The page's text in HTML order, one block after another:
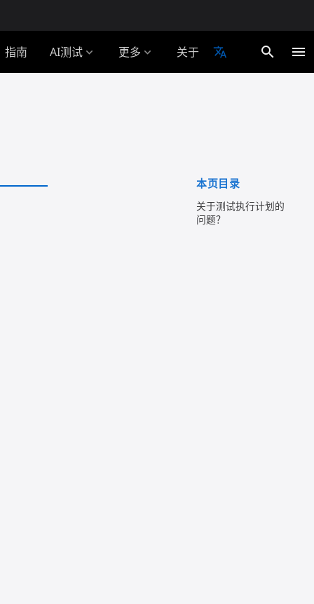
指南 AI测试expand_more 更多 expand_more 关于 translate search menu
本页目录
关于测试执行计划的
问题？